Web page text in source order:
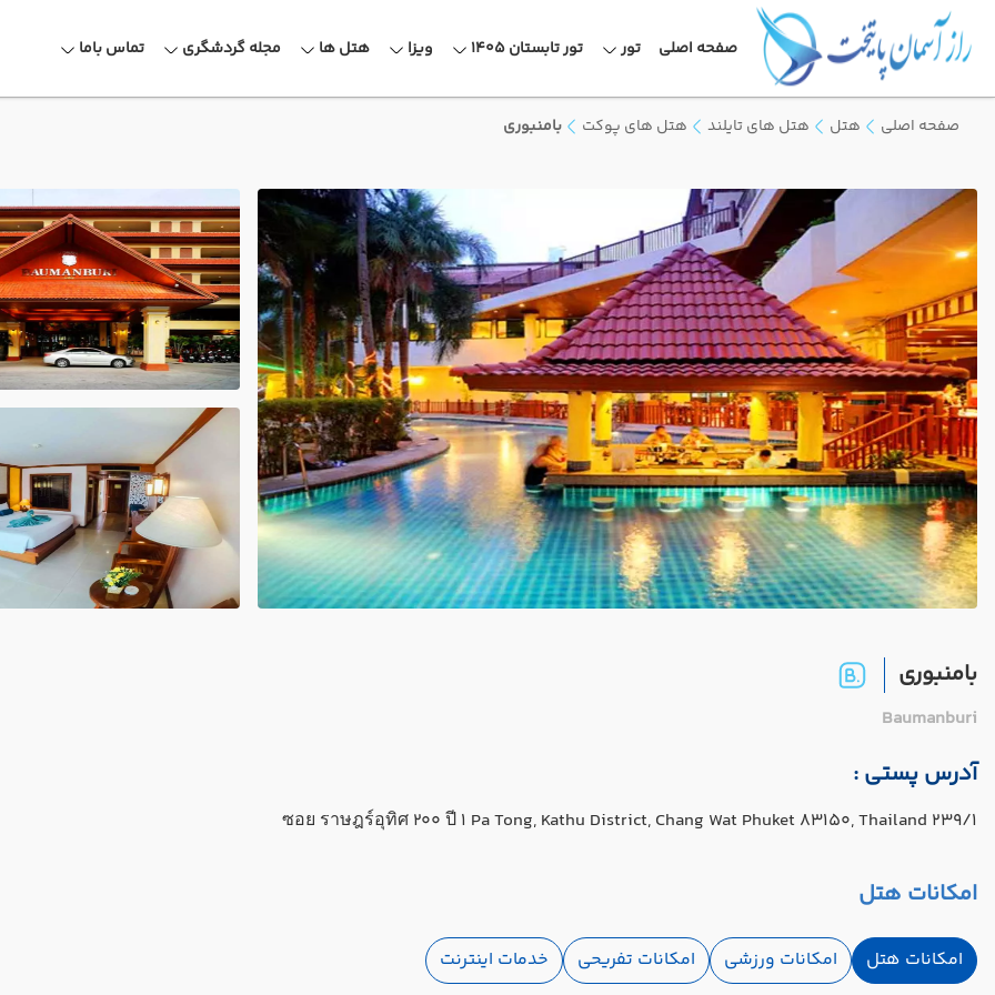
صفحه اصلی تور تور تابستان 1405 ویزا هتل ها مجله گردشگری تماس باما
صفحه اصلی هتل هتل های تایلند هتل های پوکت بامنبوری
بامنبوری
Baumanburi
آدرس پستی :
239/1 ซอย ราษฎร์อุทิศ 200 ปี 1 Pa Tong, Kathu District, Chang Wat Phuket 83150, Thailand
امکانات هتل
امکانات هتل امکانات ورزشی امکانات تفریحی خدمات اینترنت